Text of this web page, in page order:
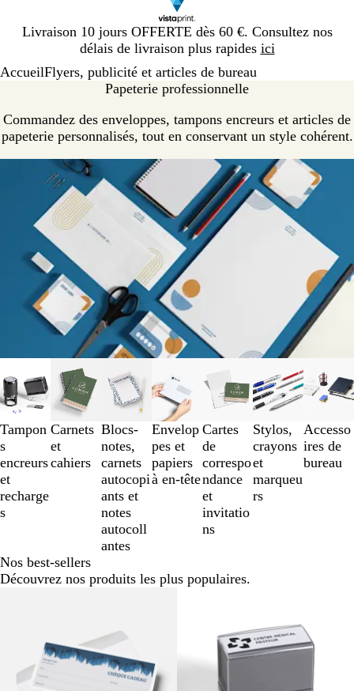
Livraison 10 jours OFFERTE dès 60 €. Consultez nos
délais de livraison plus rapides ici
Diapositive
1
AccueilFlyers, publicité et articles de bureau
Papeterie professionnelle
Commandez des enveloppes, tampons encreurs et articles de
papeterie personnalisés, tout en conservant un style cohérent.
Tampon
s
encreurs
et
recharge
s
Carnets
et
cahiers
Blocs-
notes,
carnets
autocopi
ants et
notes
autocoll
antes
Envelop
pes et
papiers
à en-tête
Cartes
de
correspo
ndance
et
invitatio
ns
Stylos,
crayons
et
marqueu
rs
Accesso
ires de
bureau
1
à
sur
7
Nos best-sellers
Découvrez nos produits les plus populaires.